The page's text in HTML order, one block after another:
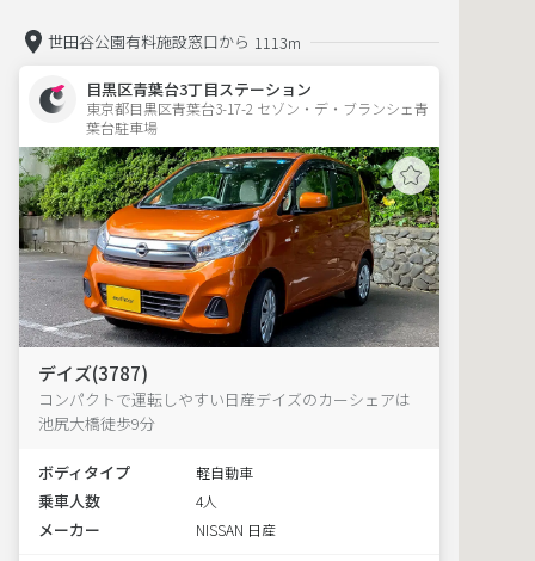
世田谷公園有料施設窓口から 1113m
目黒区青葉台3丁目ステーション
東京都目黒区青葉台3-17-2 セゾン・デ・ブランシェ青
葉台駐車場
デイズ(3787)
コンパクトで運転しやすい日産デイズのカーシェアは
池尻大橋徒歩9分
ボディタイプ 軽自動車
乗車人数 4人
メーカー NISSAN 日産